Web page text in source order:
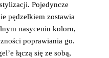
Pojedyncze
pędzelkiem zostawia
nasyceniu koloru,
poprawiania go.
łączą się ze sobą,